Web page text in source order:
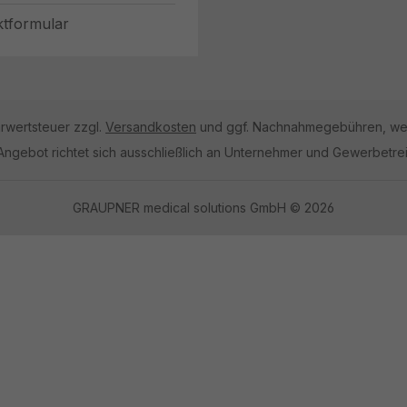
zzgl. Versandkosten und ggf. Nachnahmegebühren,
richtet sich ausschließlich an Unternehmer und
GRAUPNER medical solutions GmbH © 2026